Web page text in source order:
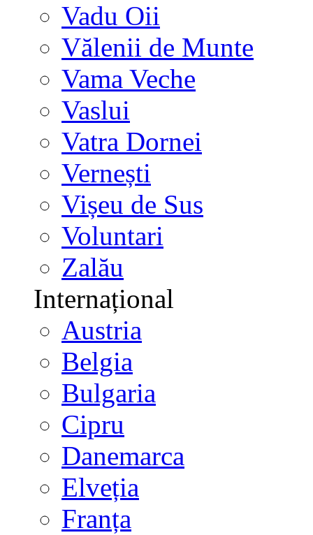
Vadu Oii
Vălenii de Munte
Vama Veche
Vaslui
Vatra Dornei
Vernești
Vișeu de Sus
Voluntari
Zalău
Internațional
Austria
Belgia
Bulgaria
Cipru
Danemarca
Elveția
Franța